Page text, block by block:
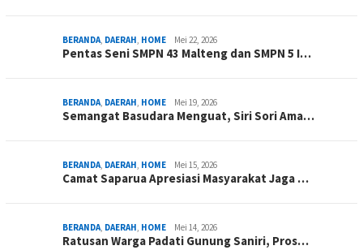
BERANDA, DAERAH, HOME Mei 22, 2026
Pentas Seni SMPN 43 Malteng dan SMPN 5 I…
BERANDA, DAERAH, HOME Mei 19, 2026
Semangat Basudara Menguat, Siri Sori Ama…
BERANDA, DAERAH, HOME Mei 15, 2026
Camat Saparua Apresiasi Masyarakat Jaga …
BERANDA, DAERAH, HOME Mei 14, 2026
Ratusan Warga Padati Gunung Saniri, Pros…